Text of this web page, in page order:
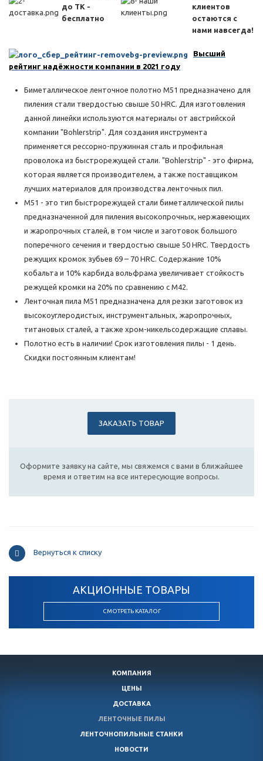
до ТК -
бесплатно
клиентов
остаются с
нами навсегда!
Высший
рейтинг надёжности компании в 2021 году
Биметаллическое ленточное полотно M51 предназначено для
пиления стали твердостью свыше 50 HRC. Для изготовления
данной линейки используются материалы от австрийской
компании "Bohlerstrip". Для создания инструмента
применяется рессорно-пружинная сталь и профильная
проволока из быстрорежущей стали. "Bohlerstrip" - это фирма,
которая является производителем, а также поставщиком
лучших материалов для производства ленточных пил.
M51 - это тип быстрорежущей стали биметаллической пилы
предназначенной для пиления высокопрочных, нержавеющих
и жаропрочных сталей, в том числе и заготовок большого
поперечного сечения и твердостью свыше 50 HRC. Твердость
режущих кромок зубьев 69 – 70 HRC. Содержание 10%
кобальта и 10% карбида вольфрама увеличивает стойкость
режущей кромки на 20% по сравнению с M42.
Ленточная пила М51 предназначена для резки заготовок из
высокоуглеродистых, инструментальных, жаропрочных,
титановых сталей, а также хром-никельсодержащие сплавы.
Полотно есть в наличии! Срок изготовления пилы - 1 день.
Скидки постоянным клиентам!
ЗАКАЗАТЬ ТОВАР
Оформите заявку на сайте, мы свяжемся с вами в ближайшее
время и ответим на все интересующие вопросы.
Вернуться к списку
АКЦИОННЫЕ ТОВАРЫ
СМОТРЕТЬ КАТАЛОГ
КОМПАНИЯ
ЦЕНЫ
ДОСТАВКА
ЛЕНТОЧНЫЕ ПИЛЫ
ЛЕНТОЧНОПИЛЬНЫЕ СТАНКИ
НОВОСТИ